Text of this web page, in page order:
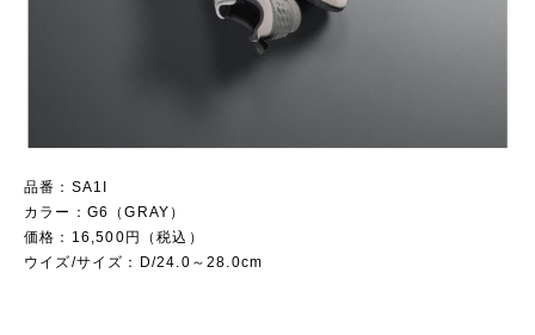
品番：SA1I
カラー：G6（GRAY）
価格：16,500円（税込）
ウイズ/サイズ：D/24.0～28.0cm